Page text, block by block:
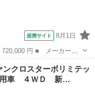
提携サイト 8月1日
レード名： Ｌ ４Ｗ
660cc ■ ドア枚数：
クロスターボリミテッ
用車 ４ＷＤ 新…